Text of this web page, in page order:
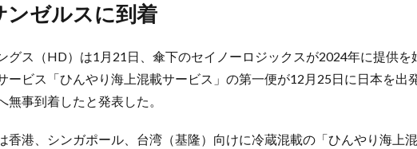
ンゼルスに到着
グス（HD）は1月21日、傘下のセイノーロジックスが2024年に提供を
ービス「ひんやり海上混載サービス」の第一便が12月25日に日本を出
無事到着したと発表した。
香港、シンガポール、台湾（基隆）向けに冷蔵混載の「ひんやり海上